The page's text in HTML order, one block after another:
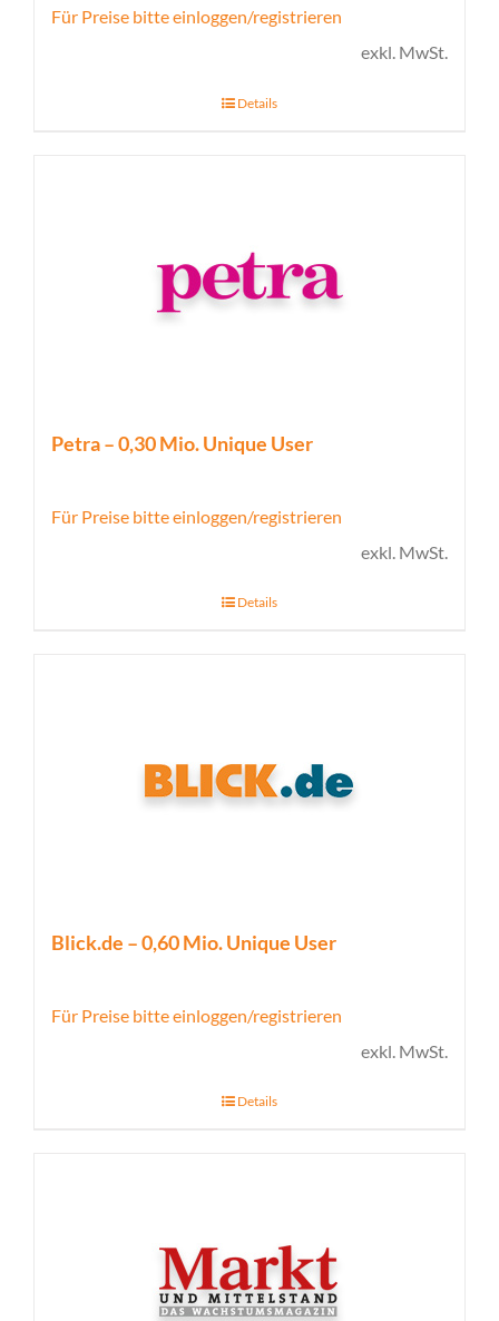
Für Preise bitte einloggen/registrieren
exkl. MwSt.
Details
Petra – 0,30 Mio. Unique User
Für Preise bitte einloggen/registrieren
exkl. MwSt.
Details
Blick.de – 0,60 Mio. Unique User
Für Preise bitte einloggen/registrieren
exkl. MwSt.
Details